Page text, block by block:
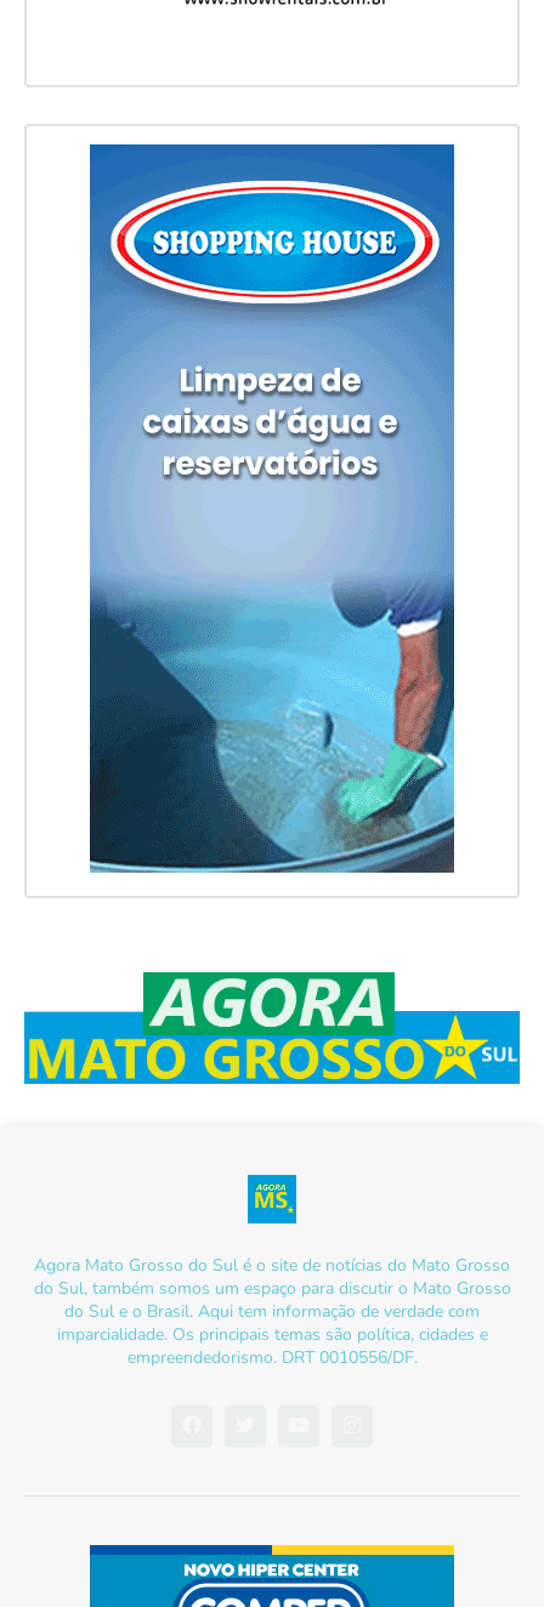
Agora Mato Grosso do Sul é o site de notícias do Mato Grosso
do Sul, também somos um espaço para discutir o Mato Grosso
do Sul e o Brasil. Aqui tem informação de verdade com
imparcialidade. Os principais temas são política, cidades e
empreendedorismo. DRT 0010556/DF.